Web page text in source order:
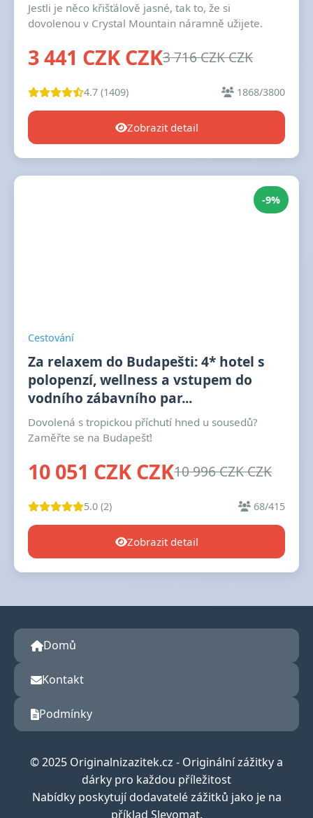
Jestli je něco křišťálově jasné, tak to, že si
dovolenou v Crystal Mountain náramně užijete.
3 441 CZK CZK3 716 CZK CZK
4.7 (1409) 1868/3800
Zobrazit detail
-9%
Cestování
Za relaxem do Budapešti: 4* hotel s
polopenzí, wellness a vstupem do
vodního zábavního par...
Dovolená s tropickou příchutí hned u sousedů?
Zaměřte se na Budapešť!
10 051 CZK CZK10 996 CZK CZK
5.0 (2) 68/415
Zobrazit detail
Domů
Kontakt
Podmínky
© 2025 Originalnizazitek.cz - Originální zážitky a
dárky pro každou příležitost
Nabídky poskytují dodavatelé zážitků jako je na
příklad Slevomat.